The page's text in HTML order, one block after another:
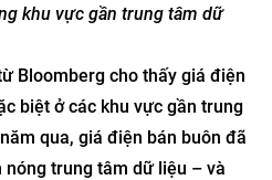
khu vực gần trung tâm dữ
Bloomberg cho thấy giá điện
biệt ở các khu vực gần trung
qua, giá điện bán buôn đã
trung tâm dữ liệu – và